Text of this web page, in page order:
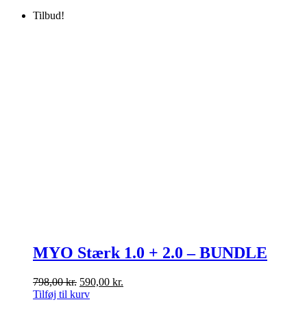
Tilbud!
MYO Stærk 1.0 + 2.0 – BUNDLE
798,00kr. Den
oprindelige
590,00 kr.
Tilføj til kurv